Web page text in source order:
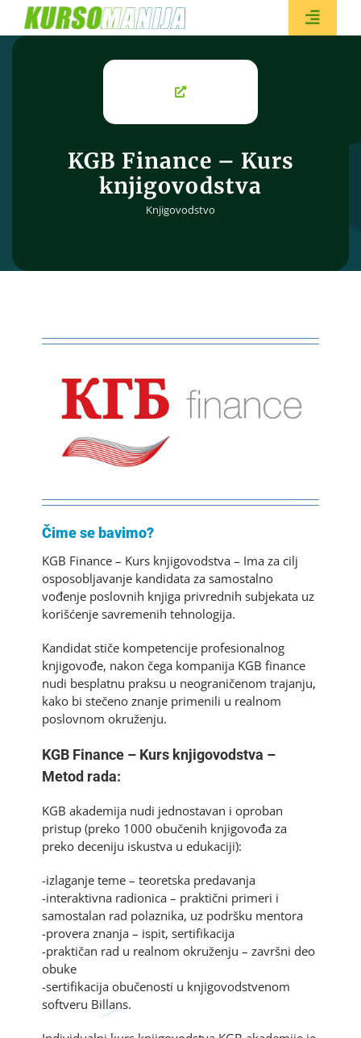
content
Toggle
KGB Finance – Kurs
knjigovodstva
Knjigovodstvo
Čime se bavimo?
KGB Finance – Kurs knjigovodstva – Ima za cilj
osposobljavanje kandidata za samostalno
vođenje poslovnih knjiga privrednih subjekata uz
korišćenje savremenih tehnologija.
Kandidat stiče kompetencije profesionalnog
knjigovođe, nakon čega kompanija KGB finance
nudi besplatnu praksu u neograničenom trajanju,
kako bi stečeno znanje primenili u realnom
poslovnom okruženju.
KGB Finance – Kurs knjigovodstva –
Metod rada:
KGB akademija nudi jednostavan i oproban
pristup (preko 1000 obučenih knjigovođa za
preko deceniju iskustva u edukaciji):
-izlaganje teme – teoretska predavanja
-interaktivna radionica – praktični primeri i
samostalan rad polaznika, uz podršku mentora
-provera znanja – ispit, sertifikacija
-praktičan rad u realnom okruženju – završni deo
obuke
-sertifikacija obučenosti u knjigovodstvenom
softveru Billans.